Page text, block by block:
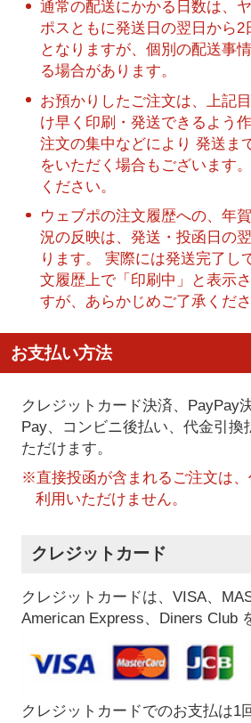
通常の配送にかかる日数は、
ポスともに発送日の翌日から2
となりますが、個別の配送事
る場合があります。
お預かりしたご注文は、上記
け早く印刷・発送できるよう
注文の集中などにより 発送ま
をいただく場合もございます
ください。
ウェブポの注文履歴への、年
況の反映は、発送・投函日の
ります。 実際には発送完了し
文履歴上で「印刷中」と表示
すが、あらかじめご了承くださ
お支払い方法
クレジットカード決済、PayPay
Pay、コンビニ後払い、代金引換
ただけます。
※直接投函が含まれるご注文は
利用いただけません。
クレジットカード
クレジットカードは、VISA、
American Express、Diners Club
クレジットカードでのお支払は1